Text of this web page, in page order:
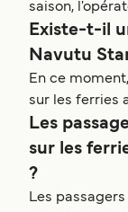
saison,
Existe-t-il
Navutu
En ce
sur les ferries
Les
sur les
?
Les